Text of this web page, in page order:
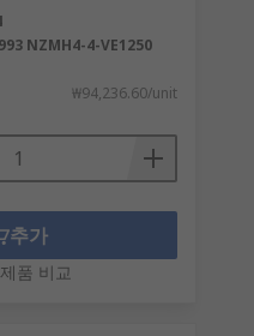
NZMH4-4-VE1250
₩94,236.60/unit
추가
제품 비교